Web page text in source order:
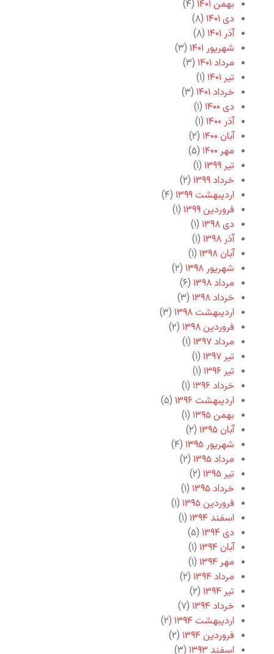
بهمن ۱۴۰۱
(۴)
دی ۱۴۰۱
(۸)
آذر ۱۴۰۱
(۸)
شهریور ۱۴۰۱
(۳)
مرداد ۱۴۰۱
(۳)
تیر ۱۴۰۱
(۱)
خرداد ۱۴۰۱
(۳)
دی ۱۴۰۰
(۱)
آذر ۱۴۰۰
(۱)
آبان ۱۴۰۰
(۲)
مهر ۱۴۰۰
(۵)
تیر ۱۳۹۹
(۱)
خرداد ۱۳۹۹
(۲)
اردیبهشت ۱۳۹۹
(۴)
فروردین ۱۳۹۹
(۱)
دی ۱۳۹۸
(۱)
آذر ۱۳۹۸
(۱)
آبان ۱۳۹۸
(۱)
شهریور ۱۳۹۸
(۲)
مرداد ۱۳۹۸
(۶)
خرداد ۱۳۹۸
(۳)
اردیبهشت ۱۳۹۸
(۳)
فروردین ۱۳۹۸
(۲)
مرداد ۱۳۹۷
(۱)
تیر ۱۳۹۷
(۱)
تیر ۱۳۹۶
(۱)
خرداد ۱۳۹۶
(۱)
اردیبهشت ۱۳۹۶
(۵)
بهمن ۱۳۹۵
(۱)
آبان ۱۳۹۵
(۲)
شهریور ۱۳۹۵
(۴)
مرداد ۱۳۹۵
(۲)
تیر ۱۳۹۵
(۲)
خرداد ۱۳۹۵
(۱)
فروردین ۱۳۹۵
(۱)
اسفند ۱۳۹۴
(۱)
دی ۱۳۹۴
(۵)
آبان ۱۳۹۴
(۱)
مهر ۱۳۹۴
(۱)
مرداد ۱۳۹۴
(۲)
تیر ۱۳۹۴
(۲)
خرداد ۱۳۹۴
(۷)
اردیبهشت ۱۳۹۴
(۲)
فروردین ۱۳۹۴
(۲)
اسفند ۱۳۹۳
(۳)